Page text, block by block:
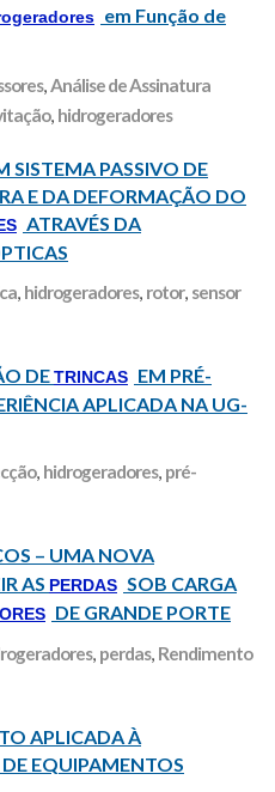
em Função de
,Análise de Assinatura
, hidrogeradores
SISTEMA PASSIVO DE
E DA DEFORMAÇÃO DO
ATRAVÉS DA
, hidrogeradores, rotor, sensor
DETRINCAS EM PRÉ-
APLICADA NA UG-
, hidrogeradores, pré-
– UMA NOVA
AS PERDAS SOB CARGA
DE GRANDE PORTE
, perdas, Rendimento
APLICADA À
EQUIPAMENTOS